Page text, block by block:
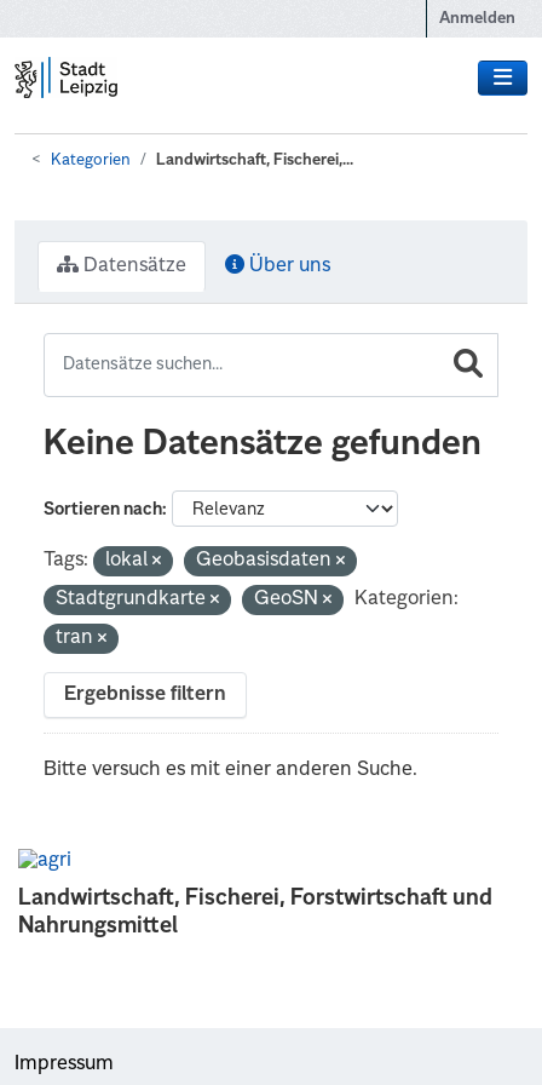
Anmelden
Kategorien Landwirtschaft, Fischerei,...
Landwirtschaft, Fischerei, Forstwirtschaft und
Nahrungsmittel
Datensätze Über uns
Keine Datensätze gefunden
Sortieren nach
Tags: lokal
Geobasisdaten
Stadtgrundkarte
GeoSN
Kategorien:
tran
Ergebnisse filtern
Bitte versuch es mit einer anderen Suche.
Impressum